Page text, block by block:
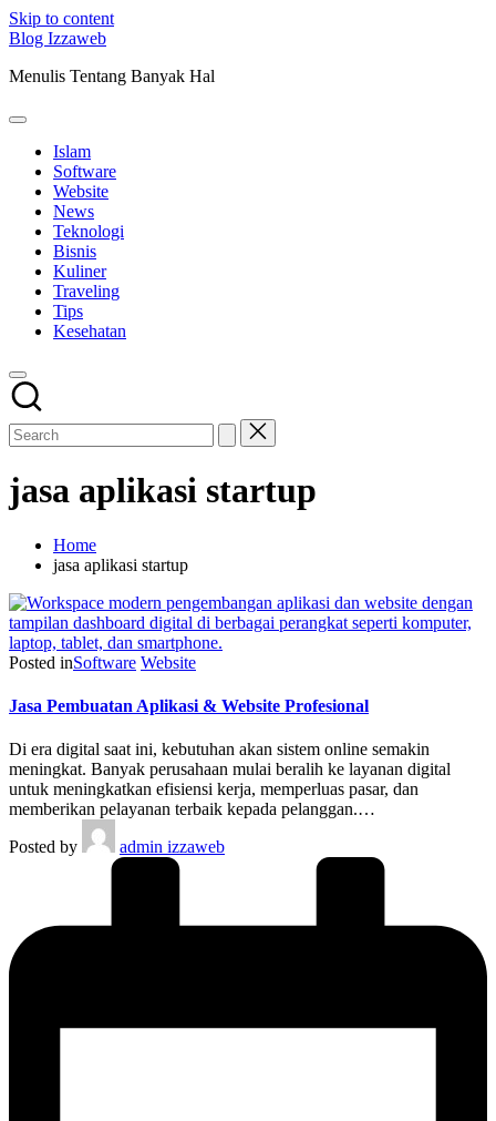
Skip to content
Blog Izzaweb
Menulis Tentang Banyak Hal
Islam
Software
Website
News
Teknologi
Bisnis
Kuliner
Traveling
Tips
Kesehatan
jasa aplikasi startup
Home
jasa aplikasi startup
Posted inSoftware Website
Jasa Pembuatan Aplikasi & Website Profesional
Di era digital saat ini, kebutuhan akan sistem online semakin
meningkat. Banyak perusahaan mulai beralih ke layanan digital
untuk meningkatkan efisiensi kerja, memperluas pasar, dan
memberikan pelayanan terbaik kepada pelanggan.…
Posted by
admin izzaweb